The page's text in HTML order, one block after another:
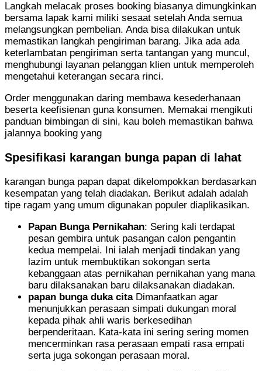
Langkah melacak proses booking biasanya dimungkinkan
bersama lapak kami miliki sesaat setelah Anda semua
melangsungkan pembelian. Anda bisa dilakukan untuk
memastikan langkah pengiriman barang. Jika ada ada
keterlambatan pengiriman serta tantangan yang muncul,
menghubungi layanan pelanggan klien untuk memperoleh
mengetahui keterangan secara rinci.
Order menggunakan daring membawa kesederhanaan
beserta keefisienan guna konsumen. Memakai mengikuti
panduan bimbingan di sini, kau boleh memastikan bahwa
jalannya booking yang
Spesifikasi karangan bunga papan di lahat
karangan bunga papan dapat dikelompokkan berdasarkan
kesempatan yang telah diadakan. Berikut adalah adalah
tipe ragam yang umum digunakan populer diaplikasikan.
Papan Bunga Pernikahan: Sering kali terdapat
pesan gembira untuk pasangan calon pengantin
kedua mempelai. Ini ialah menjadi tindakan yang
lazim untuk membuktikan sokongan serta
kebanggaan atas pernikahan pernikahan yang mana
baru dilaksanakan baru dilaksanakan diadakan.
papan bunga duka cita Dimanfaatkan agar
menunjukkan perasaan simpati dukungan moral
kepada pihak ahli waris berkesedihan
berpenderitaan. Kata-kata ini sering sering momen
mencerminkan rasa perasaan empati rasa empati
serta juga sokongan perasaan moral.